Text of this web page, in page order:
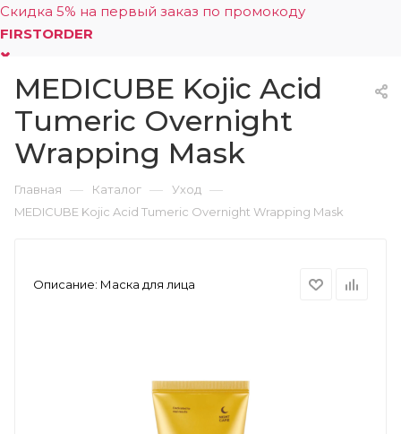
Скидка 5% на первый заказ по промокоду
FIRSTORDER
0
MEDICUBE Kojic Acid
Tumeric Overnight
Wrapping Mask
Главная — Каталог — Уход —
MEDICUBE Kojic Acid Tumeric Overnight Wrapping Mask
Описание: Маска для лица